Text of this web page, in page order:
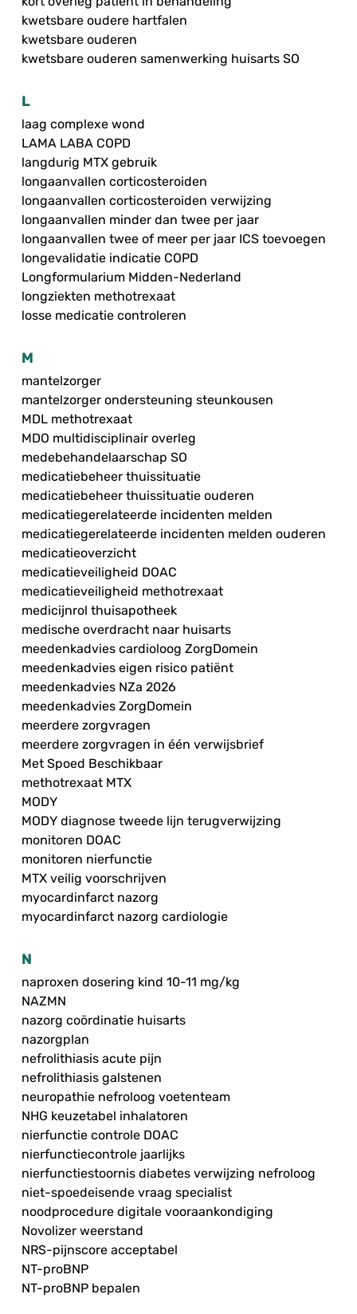
kwetsbare oudere hartfalen
kwetsbare ouderen
kwetsbare ouderen samenwerking huisarts SO
L
laag complexe wond
LAMA LABA COPD
langdurig MTX gebruik
longaanvallen corticosteroiden
longaanvallen corticosteroiden verwijzing
longaanvallen minder dan twee per jaar
longaanvallen twee of meer per jaar ICS toevoegen
longevalidatie indicatie COPD
Longformularium Midden-Nederland
longziekten methotrexaat
losse medicatie controleren
M
mantelzorger
mantelzorger ondersteuning steunkousen
MDL methotrexaat
MDO multidisciplinair overleg
medebehandelaarschap SO
medicatiebeheer thuissituatie
medicatiebeheer thuissituatie ouderen
medicatiegerelateerde incidenten melden
medicatiegerelateerde incidenten melden ouderen
medicatieoverzicht
medicatieveiligheid DOAC
medicatieveiligheid methotrexaat
medicijnrol thuisapotheek
medische overdracht naar huisarts
meedenkadvies cardioloog ZorgDomein
meedenkadvies eigen risico patiënt
meedenkadvies NZa 2026
meedenkadvies ZorgDomein
meerdere zorgvragen
meerdere zorgvragen in één verwijsbrief
Met Spoed Beschikbaar
methotrexaat MTX
MODY
MODY diagnose tweede lijn terugverwijzing
monitoren DOAC
monitoren nierfunctie
MTX veilig voorschrijven
myocardinfarct nazorg
myocardinfarct nazorg cardiologie
N
naproxen dosering kind 10-11 mg/kg
NAZMN
nazorg coördinatie huisarts
nazorgplan
nefrolithiasis acute pijn
nefrolithiasis galstenen
neuropathie nefroloog voetenteam
NHG keuzetabel inhalatoren
nierfunctie controle DOAC
nierfunctiecontrole jaarlijks
nierfunctiestoornis diabetes verwijzing nefroloog
niet-spoedeisende vraag specialist
noodprocedure digitale vooraankondiging
Novolizer weerstand
NRS-pijnscore acceptabel
NT-proBNP
NT-proBNP bepalen